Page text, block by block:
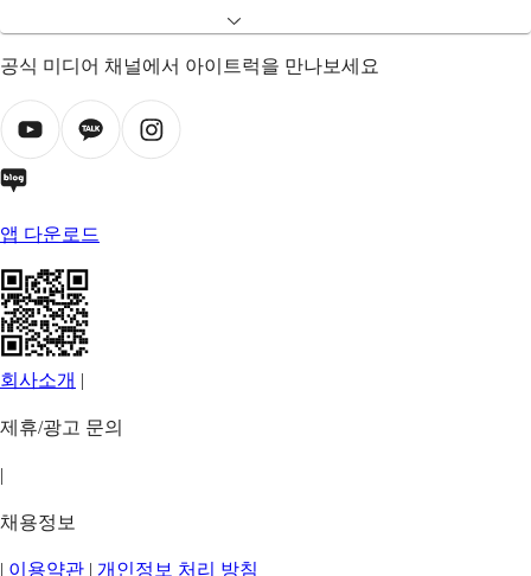
공식 미디어 채널에서 아이트럭을 만나보세요
앱 다운로드
회사소개 |
제휴/광고 문의
|
채용정보
| 이용약관 | 개인정보 처리 방침